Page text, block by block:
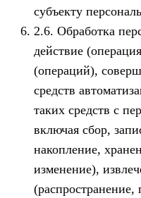
субъекту
2.6. Обработка
действие
(операций),
средств
таких средств с
включая сбор,
накопление,
изменение),
(распространение,